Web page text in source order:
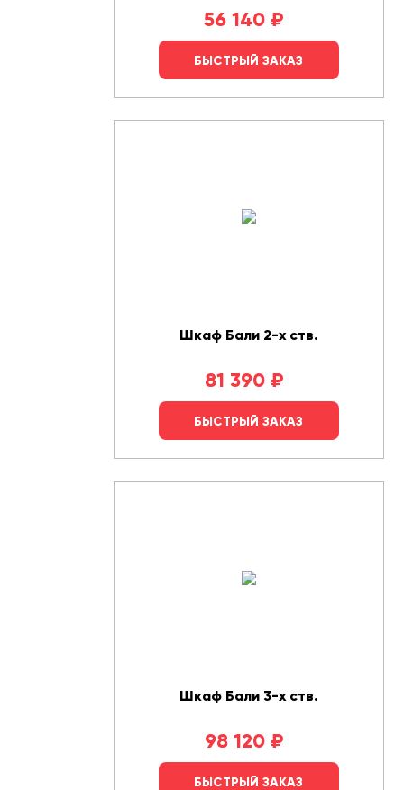
56 140 ₽
БЫСТРЫЙ ЗАКАЗ
Шкаф Бали 2-х ств.
81 390 ₽
БЫСТРЫЙ ЗАКАЗ
Шкаф Бали 3-х ств.
98 120 ₽
БЫСТРЫЙ ЗАКАЗ